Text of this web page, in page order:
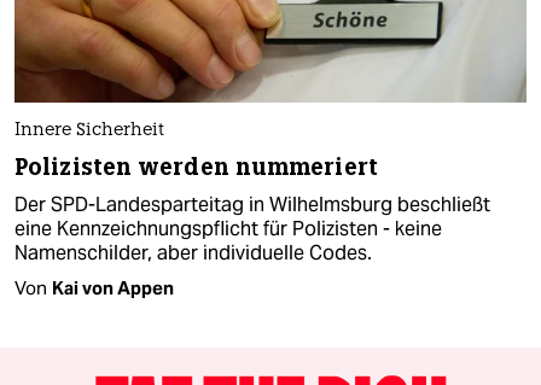
Innere Sicherheit
Polizisten werden nummeriert
Der SPD-Landesparteitag in Wilhelmsburg beschließt
eine Kennzeichnungspflicht für Polizisten - keine
Namenschilder, aber individuelle Codes.
Von Kai von Appen